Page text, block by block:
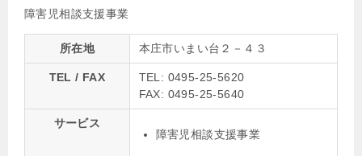
障害児相談支援事業
所在地 本庄市いまい台２－４３
TEL / FAX
TEL: 0495-25-5620
FAX: 0495-25-5640
サービス
障害児相談支援事業